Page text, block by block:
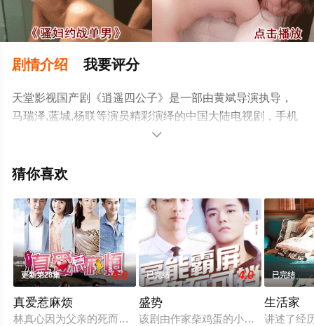
剧情介绍 我要评分
天堂影视国产剧《逍遥四公子》是一部由黄斌导演执导，
马瑞泽,蓝城,杨联等演员精彩演绎的中国大陆电视剧，手机
免费观看高清未删减完整版电视剧全集就上天堂电影网，
台了解。

猜你喜欢
更新第28集 6.0
真爱惹麻烦
林真心因为父亲的死而对高氏企业产生仇恨。为了报仇，她刻
已完结 4.0
盛势
该剧由作家柴鸡蛋的小说《势不可挡
已完结
生活家
讲述了经